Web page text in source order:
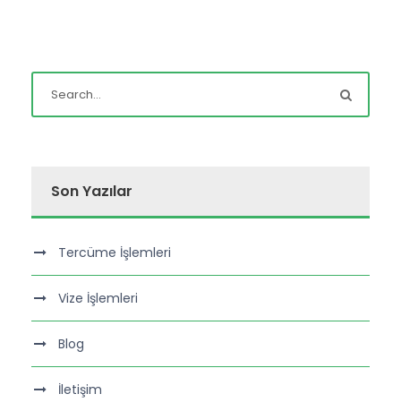
Son Yazılar
Tercüme İşlemleri
Vize İşlemleri
Blog
İletişim